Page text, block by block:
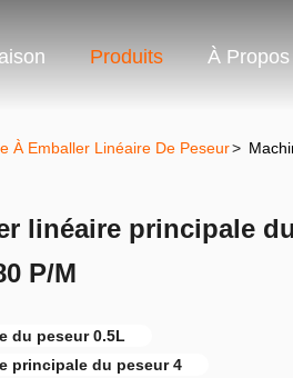
Produits À
À Emballer Linéaire De Peseur>
linéaire principale
P/M
du peseur 0.5L
principale du peseur 4